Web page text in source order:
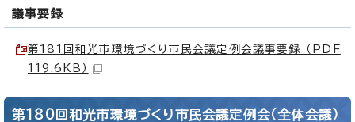
議事要録
第181回和光市環境づくり市民会議定例会議事要録 （PDF
119.6KB）
第180回和光市環境づくり市民会議定例会（全体会議）